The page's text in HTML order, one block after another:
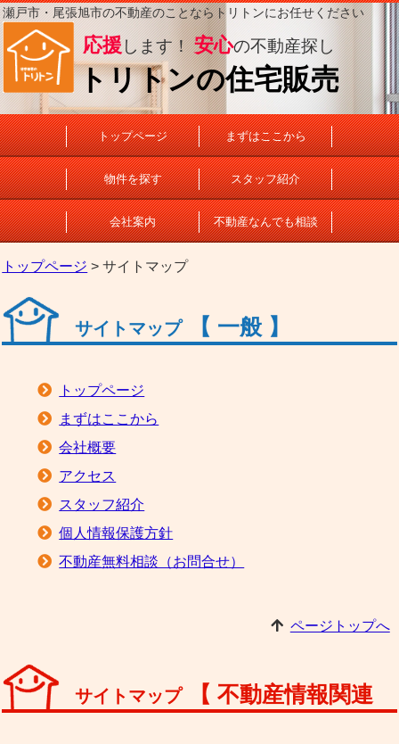
瀬戸市・尾張旭市の不動産のことならトリトンにお任せください
応援 します！安心の不動産探し
トリトンの住宅販売
トップページ まずはここから
物件を探す スタッフ紹介
会社案内 不動産なんでも相談
トップページ > サイトマップ
サイトマップ 【 一般 】
トップページ
まずはここから
会社概要
アクセス
スタッフ紹介
個人情報保護方針
不動産無料相談（お問合せ）
ページトップへ
サイトマップ
【 不動産情報関連
】